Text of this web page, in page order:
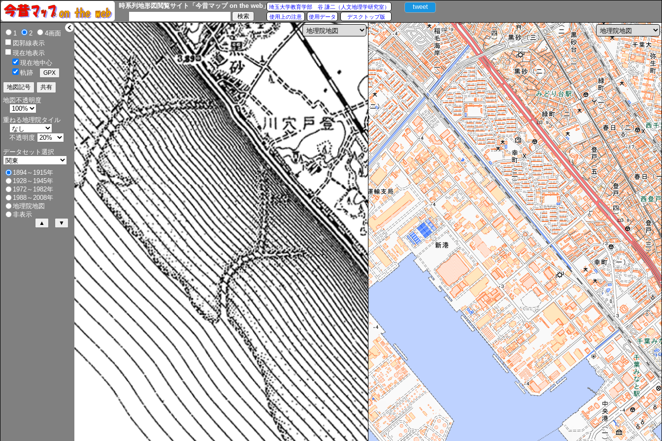
> tweet
時系列地形図閲覧サイト「今昔マップ on the web」埼玉大学教育学部 谷 謙二（人文地理学研究室）
使用上の注意
使用データ デスクトップ版
1 2
4画面
図郭線表示
現在地表示
現在地中心
軌跡
地図不透明度
重ねる地理院タイル
不透明度
データセット選択
1894～1915年
1928～1945年
1972～1982年
1988～2008年
地理院地図
非表示